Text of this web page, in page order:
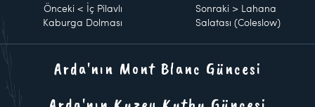
Önceki < İç Pilavlı
Kaburga Dolması
Sonraki > Lahana
Salatası (Coleslow)
Arda'nın Mont Blanc Güncesi